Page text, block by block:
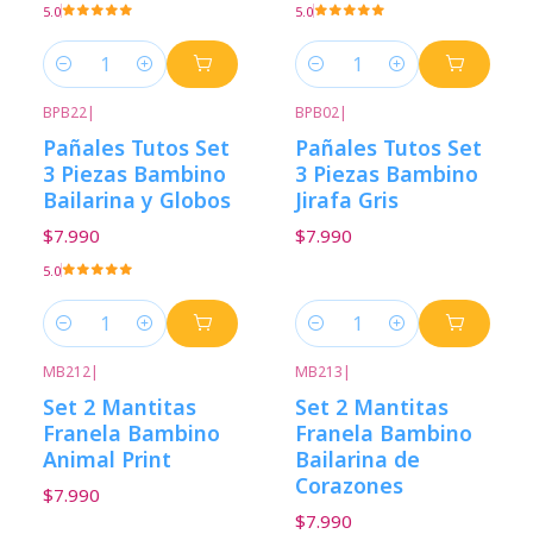
5.0
Cantidad
5.0
Cantidad
BPB22|
Pañales Tutos Set
3 Piezas Bambino
Bailarina y Globos
$7.990
5.0
Cantidad
BPB02|
Pañales Tutos Set
3 Piezas Bambino
Jirafa Gris
$7.990
Cantidad
MB212|
Set 2 Mantitas
Franela Bambino
Animal Print
$7.990
MB213 |
Set 2 Mantitas
Franela Bambino
Bailarina de
Corazones
$7.990